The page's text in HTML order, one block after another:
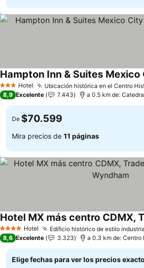
3 Estrellas
Hotel Ubicación histórica en el Centro
8,9 Excelente 7.443 a 0.5 km de:
De $70.599
Mira precios de 11 páginas
4 EstrellasHotel Edificio histórico de estilo
8,6 Excelente 3.323 a 0.3 km de: Centro
Elige fechas para ver los precios